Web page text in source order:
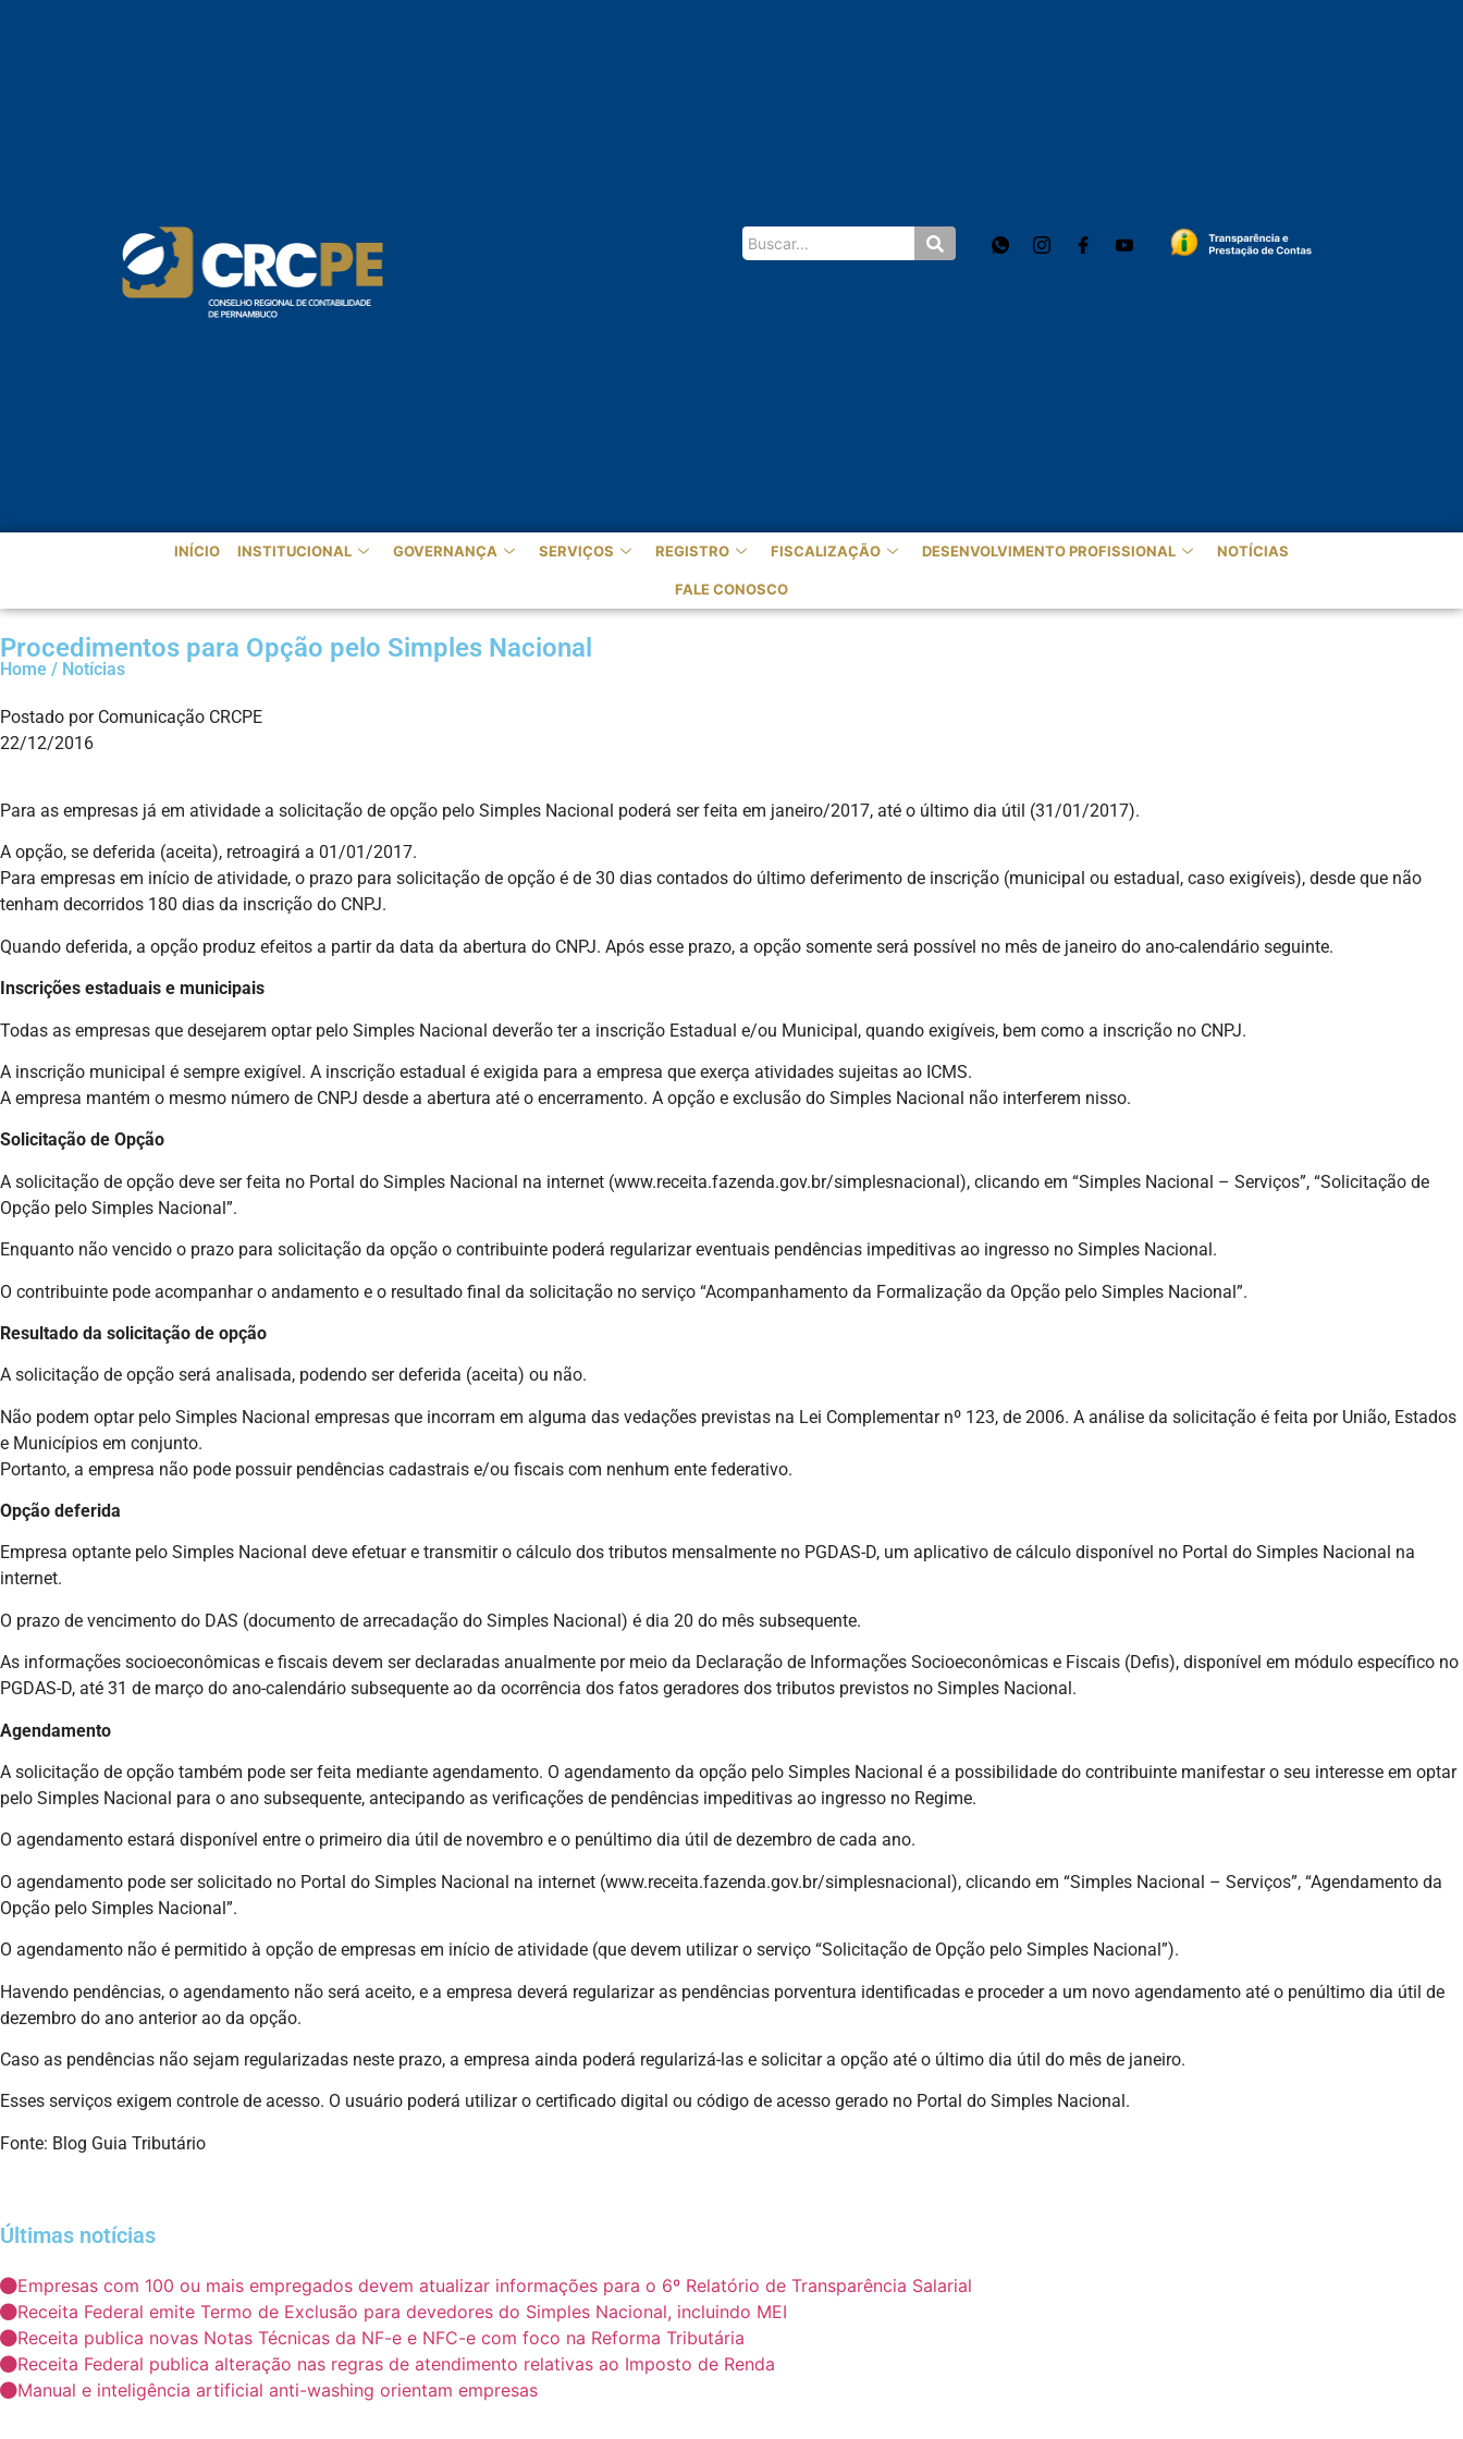
INÍCIO INSTITUCIONAL GOVERNANÇA SERVIÇOS REGISTRO FISCALIZAÇÃO DESENVOLVIMENTO PROFISSIONAL NOTÍCIAS
FALE CONOSCO
Procedimentos para Opção pelo Simples Nacional
Home / Notícias
Postado por Comunicação CRCPE
22/12/2016
Para as empresas já em atividade a solicitação de opção pelo Simples Nacional poderá ser feita em janeiro/2017, até o último dia útil (31/01/2017).
A opção, se deferida (aceita), retroagirá a 01/01/2017.
Para empresas em início de atividade, o prazo para solicitação de opção é de 30 dias contados do último deferimento de inscrição (municipal ou estadual, caso exigíveis), desde que não
tenham decorridos 180 dias da inscrição do CNPJ.
Quando deferida, a opção produz efeitos a partir da data da abertura do CNPJ. Após esse prazo, a opção somente será possível no mês de janeiro do ano-calendário seguinte.
Inscrições estaduais e municipais
Todas as empresas que desejarem optar pelo Simples Nacional deverão ter a inscrição Estadual e/ou Municipal, quando exigíveis, bem como a inscrição no CNPJ.
A inscrição municipal é sempre exigível. A inscrição estadual é exigida para a empresa que exerça atividades sujeitas ao ICMS.
A empresa mantém o mesmo número de CNPJ desde a abertura até o encerramento. A opção e exclusão do Simples Nacional não interferem nisso.
Solicitação de Opção
A solicitação de opção deve ser feita no Portal do Simples Nacional na internet (www.receita.fazenda.gov.br/simplesnacional), clicando em “Simples Nacional – Serviços”, “Solicitação de
Opção pelo Simples Nacional”.
Enquanto não vencido o prazo para solicitação da opção o contribuinte poderá regularizar eventuais pendências impeditivas ao ingresso no Simples Nacional.
O contribuinte pode acompanhar o andamento e o resultado final da solicitação no serviço “Acompanhamento da Formalização da Opção pelo Simples Nacional”.
Resultado da solicitação de opção
A solicitação de opção será analisada, podendo ser deferida (aceita) ou não.
Não podem optar pelo Simples Nacional empresas que incorram em alguma das vedações previstas na Lei Complementar nº 123, de 2006. A análise da solicitação é feita por União, Estados
e Municípios em conjunto.
Portanto, a empresa não pode possuir pendências cadastrais e/ou fiscais com nenhum ente federativo.
Opção deferida
Empresa optante pelo Simples Nacional deve efetuar e transmitir o cálculo dos tributos mensalmente no PGDAS-D, um aplicativo de cálculo disponível no Portal do Simples Nacional na
internet.
O prazo de vencimento do DAS (documento de arrecadação do Simples Nacional) é dia 20 do mês subsequente.
As informações socioeconômicas e fiscais devem ser declaradas anualmente por meio da Declaração de Informações Socioeconômicas e Fiscais (Defis), disponível em módulo específico no
PGDAS-D, até 31 de março do ano-calendário subsequente ao da ocorrência dos fatos geradores dos tributos previstos no Simples Nacional.
Agendamento
A solicitação de opção também pode ser feita mediante agendamento. O agendamento da opção pelo Simples Nacional é a possibilidade do contribuinte manifestar o seu interesse em optar
pelo Simples Nacional para o ano subsequente, antecipando as verificações de pendências impeditivas ao ingresso no Regime.
O agendamento estará disponível entre o primeiro dia útil de novembro e o penúltimo dia útil de dezembro de cada ano.
O agendamento pode ser solicitado no Portal do Simples Nacional na internet (www.receita.fazenda.gov.br/simplesnacional), clicando em “Simples Nacional – Serviços”, “Agendamento da
Opção pelo Simples Nacional”.
O agendamento não é permitido à opção de empresas em início de atividade (que devem utilizar o serviço “Solicitação de Opção pelo Simples Nacional”).
Havendo pendências, o agendamento não será aceito, e a empresa deverá regularizar as pendências porventura identificadas e proceder a um novo agendamento até o penúltimo dia útil de
dezembro do ano anterior ao da opção.
Caso as pendências não sejam regularizadas neste prazo, a empresa ainda poderá regularizá-las e solicitar a opção até o último dia útil do mês de janeiro.
Esses serviços exigem controle de acesso. O usuário poderá utilizar o certificado digital ou código de acesso gerado no Portal do Simples Nacional.
Fonte: Blog Guia Tributário
Últimas notícias
Empresas com 100 ou mais empregados devem atualizar informações para o 6º Relatório de Transparência Salarial
Receita Federal emite Termo de Exclusão para devedores do Simples Nacional, incluindo MEI
Receita publica novas Notas Técnicas da NF-e e NFC-e com foco na Reforma Tributária
Receita Federal publica alteração nas regras de atendimento relativas ao Imposto de Renda
Manual e inteligência artificial anti-washing orientam empresas